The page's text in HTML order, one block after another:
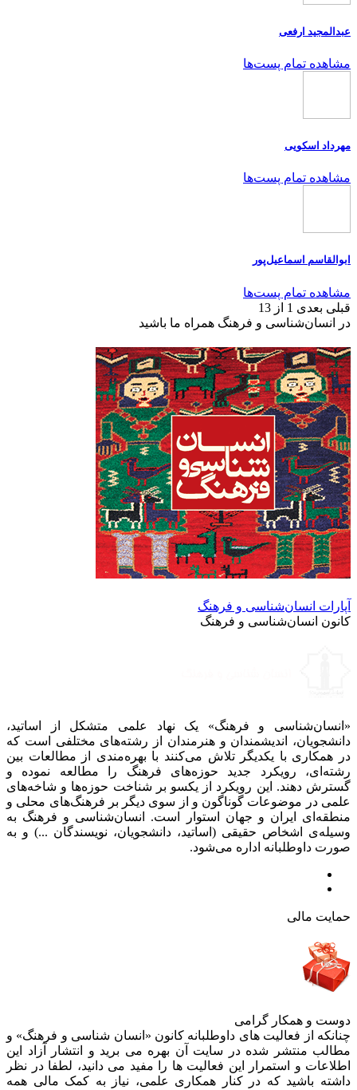
عبدالمجید ارفعی
مشاهده تمام پست‌ها
مهرداد اسکویی
مشاهده تمام پست‌ها
ابوالقاسم اسماعیل‌پور
مشاهده تمام پست‌ها
قبلی بعدی 1 از 13
در انسان‌شناسی و فرهنگ همراه ما باشید
آپارات انسان‌شناسی و فرهنگ
کانون انسان‌شناسی و فرهنگ
«انسان‌شناسی و فرهنگ» یک نهاد علمی متشکل از اساتید،
دانشجویان، اندیشمندان و هنرمندان از رشته‌های مختلفی است که
در همکاری با یکدیگر تلاش می‌کنند با بهره‌مندی از مطالعات بین
رشته‌ای، رویکرد جدید حوزه‌های فرهنگ را مطالعه نموده و
گسترش دهند. این رویکرد از یکسو بر شناخت حوزه‌ها و شاخه‌های
علمی در موضوعات گوناگون و از سوی دیگر بر فرهنگ‌های محلی و
منطقه‌ای ایران و جهان استوار است. انسان‌شناسی و فرهنگ به
وسیله‌ی اشخاص حقیقی (اساتید، دانشجویان، نویسندگان ...) و به
صورت داوطلبانه اداره می‌شود.
حمایت مالی
دوست و همکار گرامی
چنانکه از فعالیت های داوطلبانه کانون «انسان شناسی و فرهنگ» و
مطالب منتشر شده در سایت آن بهره می برید و انتشار آزاد این
اطلاعات و استمرار این فعالیت ها را مفید می دانید، لطفا در نظر
داشته باشید که در کنار همکاری علمی، نیاز به کمک مالی همه